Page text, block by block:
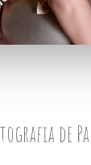
de